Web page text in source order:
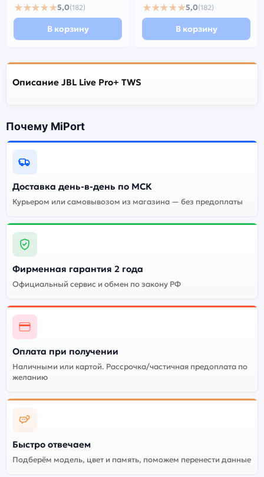
★★★★★5,0(182)
В корзину
★★★★★5,0(182)
В корзину
Описание JBL Live Pro+ TWS
Почему MiPort
Доставка день-в-день по МСК
Курьером или самовывозом из магазина — без предоплаты
Фирменная гарантия 2 года
Официальный сервис и обмен по закону РФ
Оплата при получении
Наличными или картой. Рассрочка/частичная предоплата по
желанию
Быстро отвечаем
Подберём модель, цвет и память, поможем перенести данные